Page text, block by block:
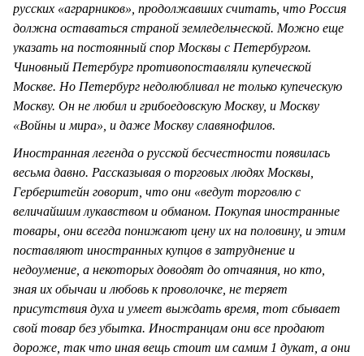
русских «аграрников», продолжавших считать, что Россия
должна оставаться страной земледельческой. Можно еще
указать на постоянный спор Москвы с Петербургом.
Чиновный Петербург противопоставляли купеческой
Москве. Но Петербург недолюбливал не только купеческую
Москву. Он не любил и грибоедовскую Москву, и Москву
«Войны и мира», и даже Москву славянофилов.
Иностранная легенда о русской бесчестности появилась
весьма давно. Рассказывая о торговых людях Москвы,
Герберштейн говорит, что они «ведут торговлю с
величайшим лукавством и обманом. Покупая иностранные
товары, они всегда понижают цену их на половину, и этим
поставляют иностранных купцов в затруднение и
недоумение, а некоторых доводят до отчаяния, но кто,
зная их обычаи и любовь к проволочке, не теряет
присутствия духа и умеет выждать время, тот сбывает
свой товар без убытка. Иностранцам они все продают
дороже, так что иная вещь стоит им самим 1 дукат, а они